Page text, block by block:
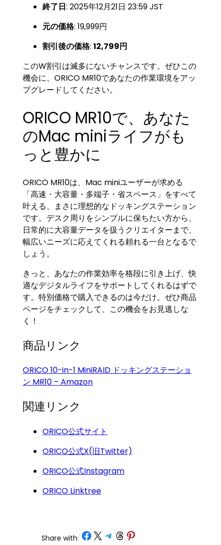
終了日: 2025年12月21日 23:59 JST
元の価格: 19,999円
割引後の価格:12,799円
このW割引は滅多にないチャンスです。ぜひこの
機会に、ORICO MR10であなたの作業環境をアッ
プグレードしてください。
ORICO MR10で、あなた
のMac miniライフがも
っと豊かに
ORICO MR10は、Mac miniユーザーが求める
「高速・大容量・多端子・省スペース」をすべて
叶える、まさに理想的なドッキングステーション
です。デスク周りをシンプルに保ちたい方から、
日常的に大容量データを扱うクリエイターまで、
幅広いニーズに応えてくれる頼れる一台となるで
しょう。
きっと、あなたの作業効率を格段に引き上げ、快
適なデジタルライフをサポートしてくれるはずで
す。特別価格で購入できるのは今だけ。ぜひ商品
ページをチェックして、この機会をお見逃しな
く！
商品リンク
ORICO 10-in-1 MiniRAID ドッキングステーショ
ン MR10 – Amazon
関連リンク
ORICO公式サイト
ORICO公式X(旧Twitter)
ORICO公式Instagram
ORICO Linktree
Share with/ Share on Facebook
Share on X Share on Telegram
Share on Threads
Share on Pinterest